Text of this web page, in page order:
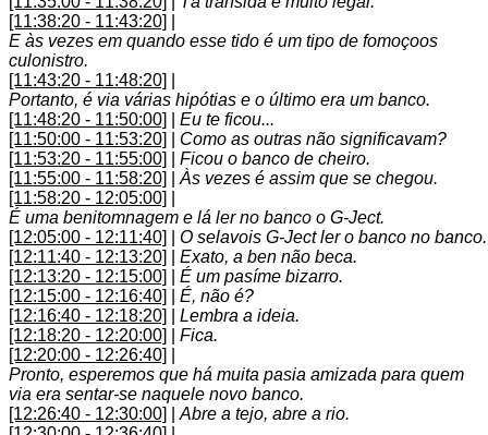
[11:38:20 - 11:43:20]
E às vezes em quando esse tido é um tipo de fomoçoos
culonistro.
[11:43:20 - 11:48:20]
Portanto, é via várias hipótias e o último era um banco.
[11:48:20 - 11:50:00]
Eu te ficou...
[11:50:00 - 11:53:20]
Como as outras não significavam?
[11:53:20 - 11:55:00]
Ficou o banco de cheiro.
[11:55:00 - 11:58:20]
Às vezes é assim que se chegou.
[11:58:20 - 12:05:00]
É uma benitomnagem e lá ler no banco o G-Ject.
[12:05:00 - 12:11:40]
O selavois G-Ject ler o banco no banco.
[12:11:40 - 12:13:20]
Exato, a ben não beca.
[12:13:20 - 12:15:00]
É um pasíme bizarro.
[12:15:00 - 12:16:40]
É, não é?
[12:16:40 - 12:18:20]
Lembra a ideia.
[12:18:20 - 12:20:00]
Fica.
[12:20:00 - 12:26:40]
Pronto, esperemos que há muita pasia amizada para quem
via era sentar-se naquele novo banco.
[12:26:40 - 12:30:00]
Abre a tejo, abre a rio.